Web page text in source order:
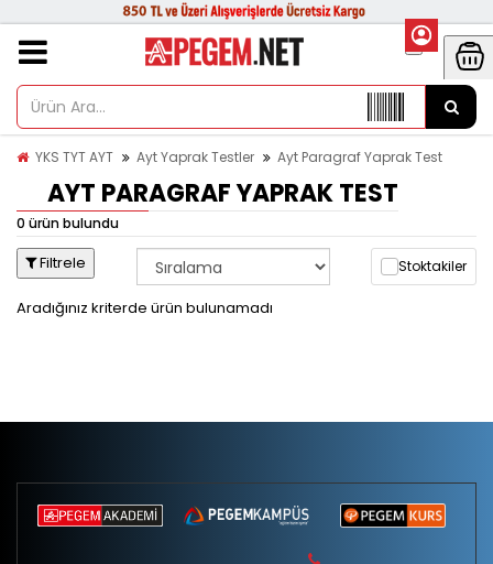
YKS TYT AYT Ayt Yaprak Testler Ayt Paragraf Yaprak Test
AYT PARAGRAF YAPRAK TEST
0 ürün bulundu
Filtrele Stoktakiler
Aradığınız kriterde ürün bulunamadı